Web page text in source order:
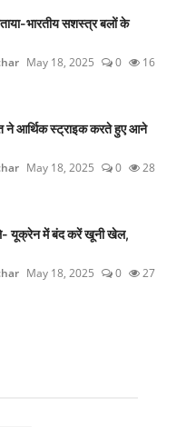
भारतीय सशस्त्र बलों के
May 18, 2025 0 16
ने आर्थिक स्ट्राइक करते हुए आने
May 18, 2025 0 28
यूक्रेन में बंद करें खूनी खेल,
May 18, 2025 0 27